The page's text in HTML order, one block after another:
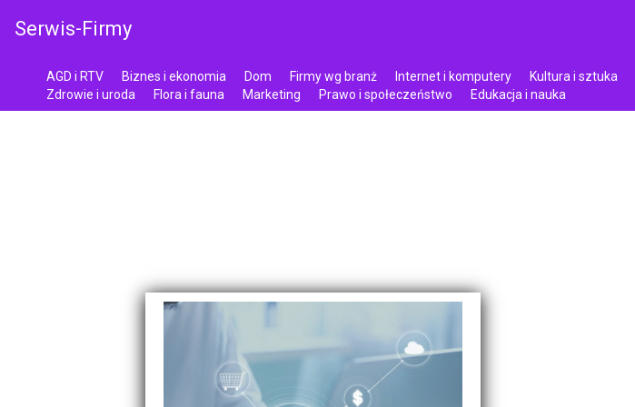
Serwis-Firmy
AGD i RTV Biznes i ekonomia Dom Firmy wg branż Internet i komputery Kultura i sztuka
Zdrowie i uroda
Flora i fauna Marketing Prawo i społeczeństwo Edukacja i nauka